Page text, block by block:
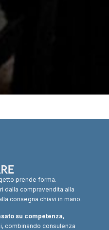
prende forma.
dalla compravendita alla
consegna chiavi in mano.
su competenza,
combinando consulenza